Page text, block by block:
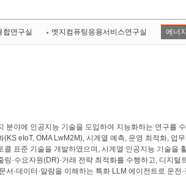
합연구실 엣지컴퓨팅응용서비스연구실 에너
분야에 인공지능 기술을 도입하여 지능화하는 연구를
(KS eIoT, OMA LwM2M), 시계열 예측, 운영 최적화, 업
콜 표준 기술을 개발하였으며, 시계열 인공지능 기술을
링·수요자원(DR)·거래 전략 최적화를 수행하고, 디지
서·데이터·알람을 이해하는 특화 LLM 에이전트로 운